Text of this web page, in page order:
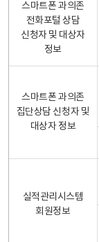
스마트폰 과의존
전화포털 상담
신청자 및 대상자
정보
스마트폰 과의존
집단상담 신청자 및
대상자 정보
실적관리시스템
회원정보